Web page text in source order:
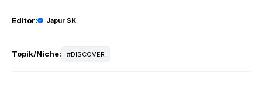
Editor: Japur SK
Topik/Niche: DISCOVER